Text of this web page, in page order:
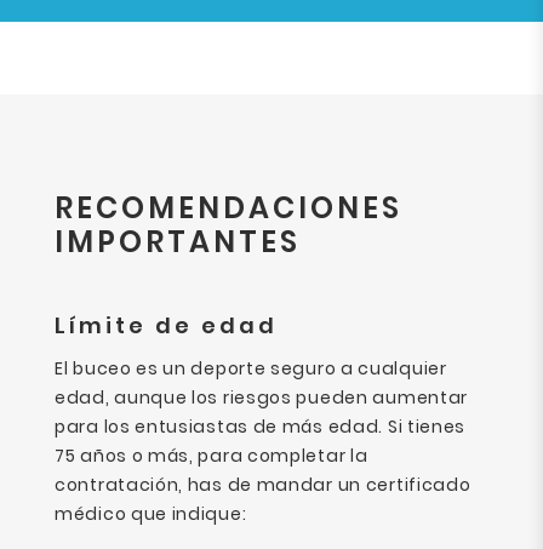
RECOMENDACIONES
IMPORTANTES
Límite de edad
El buceo es un deporte seguro a cualquier
edad, aunque los riesgos pueden aumentar
para los entusiastas de más edad. Si tienes
75 años o más, para completar la
contratación, has de mandar un certificado
médico que indique: